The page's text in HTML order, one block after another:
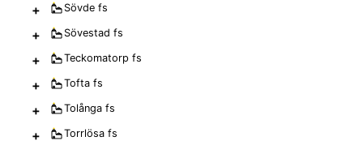
+ Sövde fs
+ Sövestad fs
+ Teckomatorp fs
+ Tofta fs
+ Tolånga fs
+ Torrlösa fs